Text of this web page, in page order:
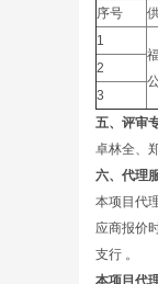
序号
1
2
3
五、评审
卓林全、
六、代理
本项目代
应商报价
支行 。
本项目代